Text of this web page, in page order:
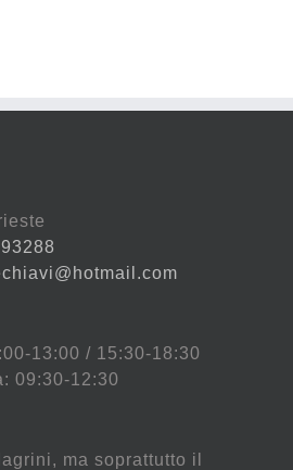
13:00 / 15:30-18:30
09:30-12:30
ma soprattutto il